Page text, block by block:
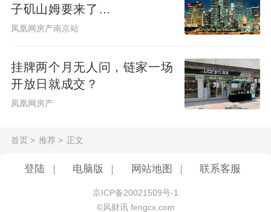
子矶山姆要来了…
凤凰网房产南京站
挂牌两个月无人问，链家一场
开放日就成交？
凤凰网房产
首页 > 推荐 > 正文
登陆 电脑版 网站地图 联系客服
京ICP备20021509号-1
©风财讯 fengcx.com